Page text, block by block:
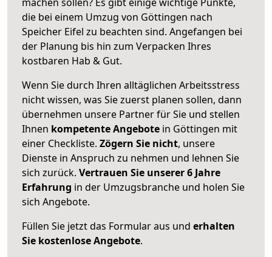
die bei einem Umzug von Göttingen nach
Speicher Eifel zu beachten sind. Angefangen bei
der Planung bis hin zum Verpacken Ihres
kostbaren Hab & Gut.
Wenn Sie durch Ihren alltäglichen Arbeitsstress
nicht wissen, was Sie zuerst planen sollen, dann
übernehmen unsere Partner für Sie und stellen
Ihnen kompetente Angebote in Göttingen mit
einer Checkliste. Zögern Sie nicht, unsere
Dienste in Anspruch zu nehmen und lehnen Sie
sich zurück. Vertrauen Sie unserer 6 Jahre
Erfahrung in der Umzugsbranche und holen Sie
sich Angebote.
Füllen Sie jetzt das Formular aus und erhalten
Sie kostenlose Angebote.